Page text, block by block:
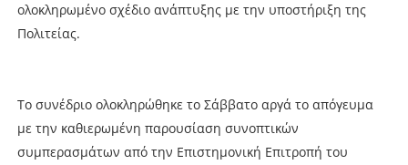
ολοκληρωμένο σχέδιο ανάπτυξης με την υποστήριξη της
Πολιτείας.
Το συνέδριο ολοκληρώθηκε το Σάββατο αργά το απόγευμα
με την καθιερωμένη παρουσίαση συνοπτικών
συμπερασμάτων από την Επιστημονική Επιτροπή του